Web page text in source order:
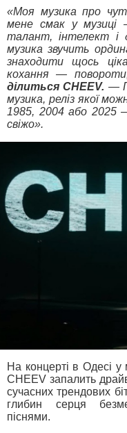
«Моя музика про
мене смак у музиці
талант, інтелект і
музика звучить
знаходити щось
кохання —
ділиться CHEEV. —
музика, реліз якої
1985, 2004 або 2025
свіжо».
На концерті в Одесі
CHEEV запалить
сучасних трендових
глибин серця
піснями.